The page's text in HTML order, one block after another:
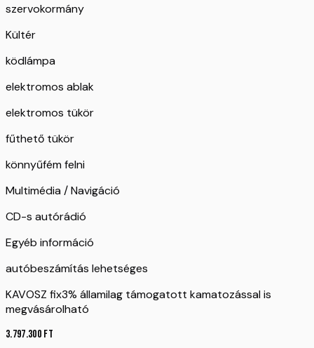
szervokormány
Kültér
ködlámpa
elektromos ablak
elektromos tükör
fűthető tükör
könnyűfém felni
Multimédia / Navigáció
CD-s autórádió
Egyéb információ
autóbeszámítás lehetséges
KAVOSZ fix3% államilag támogatott kamatozással is
megvásárolható
3.797.300Ft